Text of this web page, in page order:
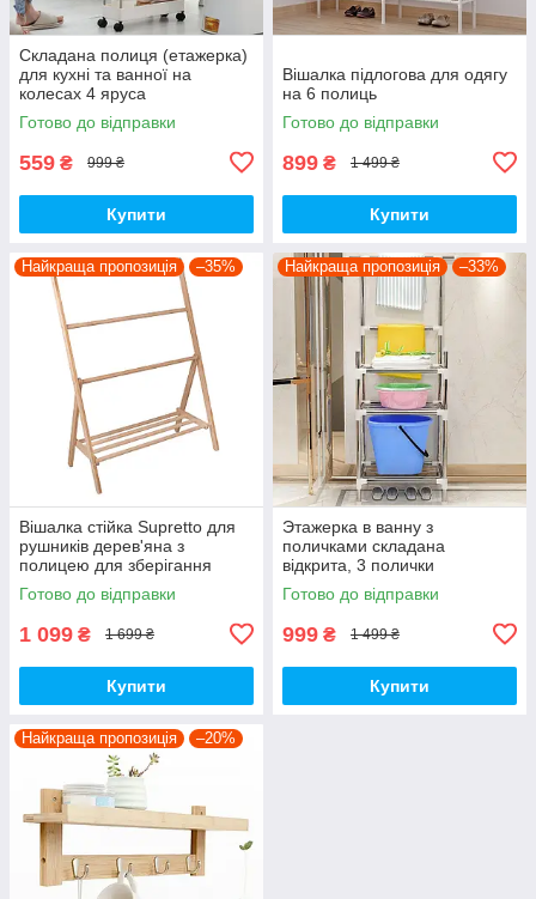
Складана полиця (етажерка)
для кухні та ванної на
колесах 4 яруса
Готово до відправки
559 ₴ 999 ₴
Купити
Вішалка підлогова для одягу
на 6 полиць
Готово до відправки
899 ₴ 1 499 ₴
Купити
Найкраща пропозиція –35%
Вішалка стійка Supretto для
рушників дерев'яна з
полицею для зберігання
(9184)
Готово до відправки
1 099 ₴ 1 699 ₴
Купити
Найкраща пропозиція –33%
Этажерка в ванну з
поличками складана
відкрита, 3 полички
Готово до відправки
999 ₴ 1 499 ₴
Купити
Найкраща пропозиція –20%